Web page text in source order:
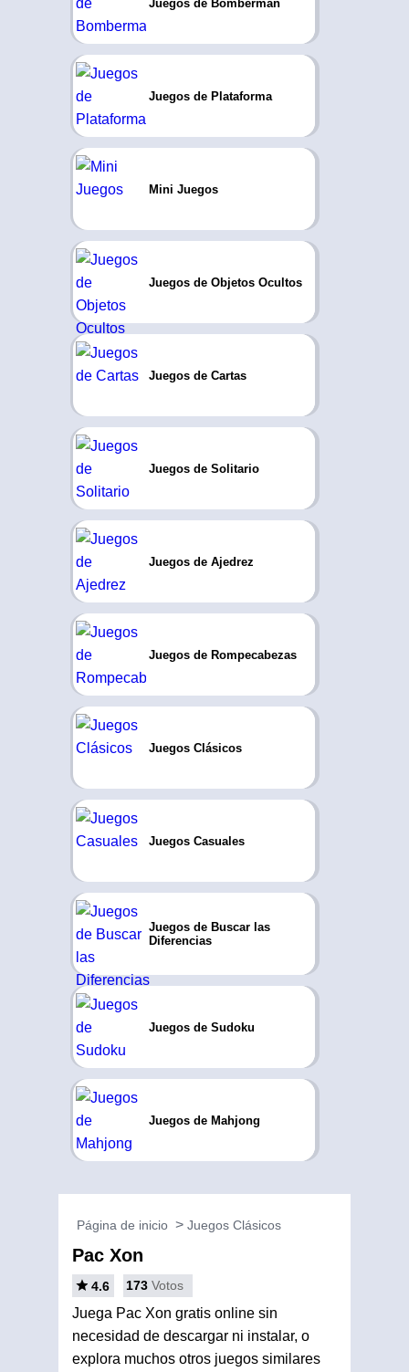
Juegos de Bomberman
Juegos de Plataforma
Mini Juegos
Juegos de Objetos Ocultos
Juegos de Cartas
Juegos de Solitario
Juegos de Ajedrez
Juegos de Rompecabezas
Juegos Clásicos
Juegos Casuales
Juegos de Buscar las
Diferencias
Juegos de Sudoku
Juegos de Mahjong
Página de inicio Juegos Clásicos
Pac Xon
4.6 173 Votos
Juega Pac Xon gratis online sin
necesidad de descargar ni instalar, o
explora muchos otros juegos similares